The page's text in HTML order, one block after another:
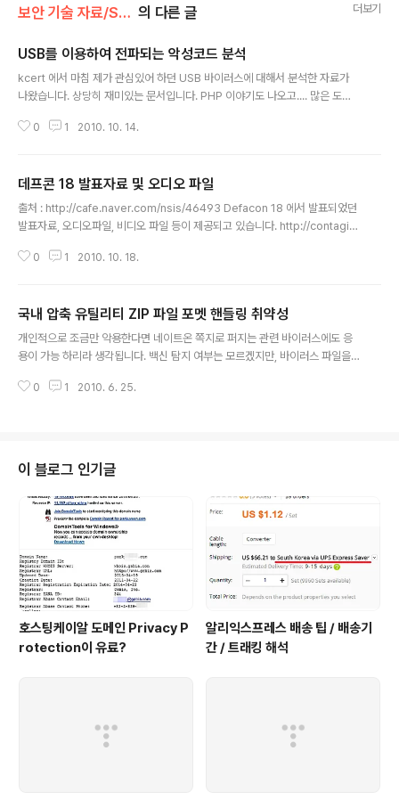
보안 기술 자료/SYSTEM 의 다른 글 더보기
USB를 이용하여 전파되는 악성코드 분석
kcert 에서 마침 제가 관심있어 하던 USB 바이러스에 대해서 분석한 자료가
나왔습니다. 상당히 재미있는 문서입니다. PHP 이야기도 나오고.... 많은 도움
0 1 2010. 10. 14.
데프콘 18 발표자료 및 오디오 파일
출처 : http://cafe.naver.com/nsis/46493 Defacon 18 에서 발표되었던
발표자료, 오디오파일, 비디오 파일 등이 제공되고 있습니다. http://contagio
l 발표 자료들 : http://www.defcon.org/html/links/dc-archives/dc-18
Panel Track 1 DNS Systemic Vulnerabilities and Risk ..
0 1 2010. 10. 18.
국내 압축 유틸리티 ZIP 파일 포멧 핸들링 취약성
개인적으로 조금만 악용한다면 네이트온 쪽지로 퍼지는 관련 바이러스에도 응
용이 가능 하리라 생각됩니다. 백신 탐지 여부는 모르겠지만, 바이러스 파일을
러스파일이 실행되어 버리는 무시무시한 결과.. 압축프로그램 개발자가 발벗고
0 1 2010. 6. 25.
이 블로그 인기글
호스팅케이알 도메인 Privacy P
rotection이 유료?
알리익스프레스 배송 팁 / 배송기
간 / 트래킹 해석